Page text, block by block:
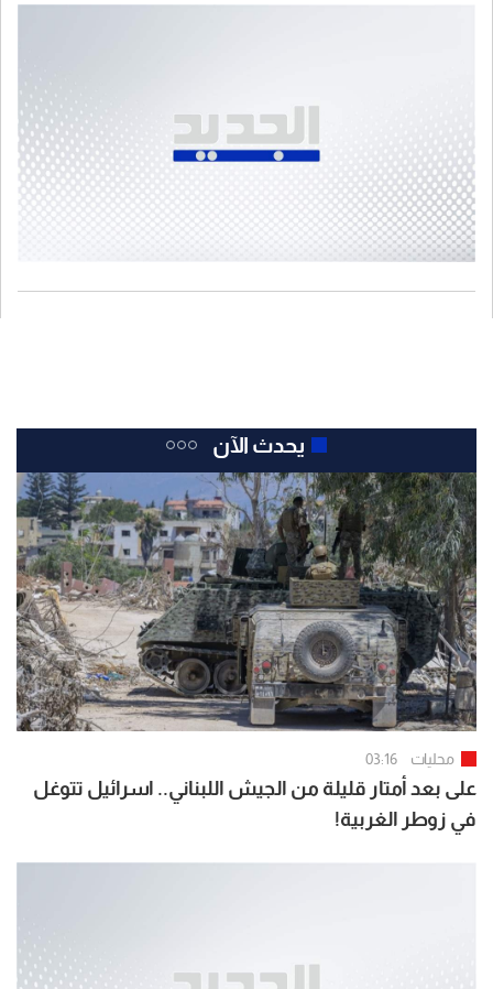
يحدث الآن
محليات 03:16
على بعد أمتار قليلة من الجيش اللبناني.. اسرائيل تتوغل
في زوطر الغربية!